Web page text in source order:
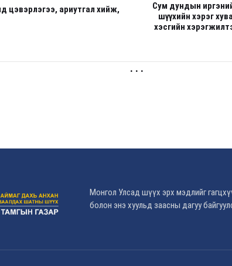
цэвэрлэгээ, ариутгал хийж,
Сум дундын
шүүхийн хэрэг
хэсгийн
. . .
Монгол Улсад шүүх эрх мэдлийг
болон энэ хуульд заасны дагуу